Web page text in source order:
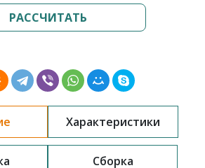
РАССЧИТАТЬ
Характеристики
Сборка